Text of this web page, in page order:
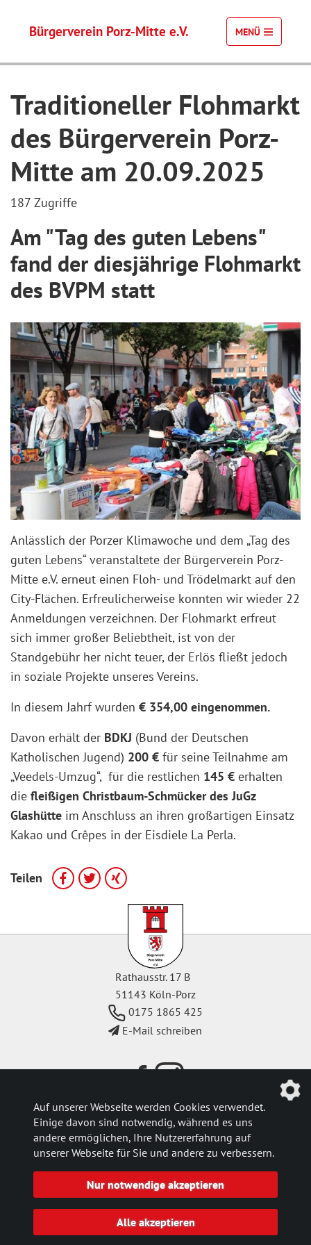
Bürgerverein Porz-Mitte e.V. MENÜ
Traditioneller Flohmarkt
des Bürgerverein Porz-
Mitte am 20.09.2025
187 Zugriffe
Am "Tag des guten Lebens"
fand der diesjährige Flohmarkt
des BVPM statt
Anlässlich der Porzer Klimawoche und dem „Tag des
guten Lebens“ veranstaltete der Bürgerverein Porz-
Mitte e.V. erneut einen Floh- und Trödelmarkt auf den
City-Flächen. Erfreulicherweise konnten wir wieder 22
Anmeldungen verzeichnen. Der Flohmarkt erfreut
sich immer großer Beliebtheit, ist von der
Standgebühr her nicht teuer, der Erlös fließt jedoch
in soziale Projekte unseres Vereins.
In diesem Jahrf wurden € 354,00 eingenommen.
Davon erhält der BDKJ (Bund der Deutschen
Katholischen Jugend) 200 € für seine Teilnahme am
„Veedels-Umzug“, für die restlichen 145 € erhalten
die fleißigen Christbaum-Schmücker des JuGz
Glashütte im Anschluss an ihren großartigen Einsatz
Kakao und Crêpes in der Eisdiele La Perla.
Teilen
Rathausstr. 17 B
51143 Köln-Porz
0175 1865 425
E-Mail schreiben
Aktuelle Meldungen
Kontakt
Impressum
Datenschutz
Einstellungen
Auf unserer Webseite werden Cookies verwendet.
Einige davon sind notwendig, während es uns
andere ermöglichen, Ihre Nutzererfahrung auf
unserer Webseite für Sie und andere zu verbessern.
Nur notwendige akzeptieren
Alle akzeptieren